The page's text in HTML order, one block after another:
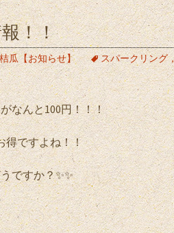
！！
桔瓜【お知らせ】 スパークリング
なんと100円！！！
得ですよね！！
ですか？✨✨